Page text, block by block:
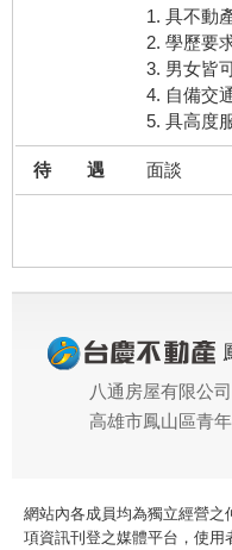
1. 具不動
2. 學歷要
3. 男女皆
4. 自備交
5. 具高度
待 遇 面談
八通房屋有限公司
高雄市鳳山區青
網站內各成員均為獨立經營
項資訊刊登之媒體平台，使